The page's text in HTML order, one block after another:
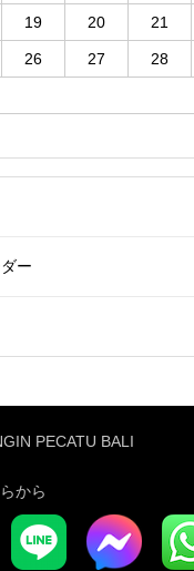
19 20 21
26 27 28
ー
PECATU BALI
から